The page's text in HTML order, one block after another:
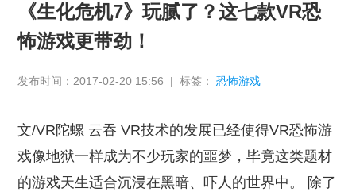
《生化危机7》玩腻了？这七款VR恐
怖游戏更带劲！
发布时间：2017-02-20 15:56 | 标签：恐怖游戏
文/VR陀螺 云吞 VR技术的发展已经使得VR恐怖游
戏像地狱一样成为不少玩家的噩梦，毕竟这类题材
的游戏天生适合沉浸在黑暗、吓人的世界中。 除了